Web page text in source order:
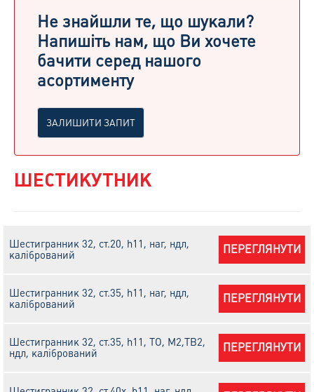
Не знайшли те, що шукали?
Напишіть нам, що Ви хочете
бачити серед нашого
асортименту
ЗАЛИШИТИ ЗАПИТ
ШЕСТИКУТНИК
Шестигранник 32, ст.20, h11, наг, ндл,
калібрований
ПЕРЕГЛЯНУТИ
Шестигранник 32, ст.35, h11, наг, ндл,
калібрований
ПЕРЕГЛЯНУТИ
Шестигранник 32, ст.35, h11, ТО, М2,ТВ2,
ндл, калібрований
ПЕРЕГЛЯНУТИ